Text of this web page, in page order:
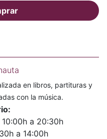
en libros, partituras y
con la música.
a 20:30h
a 14:00h